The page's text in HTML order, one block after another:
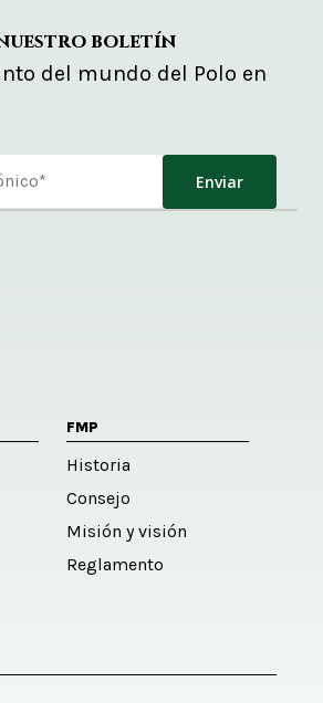
boletín
del mundo del Polo en
FMP
Historia
Consejo
Misión y visión
Reglamento